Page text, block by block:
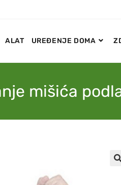
ALAT UREĐENJE DOMA
mišića